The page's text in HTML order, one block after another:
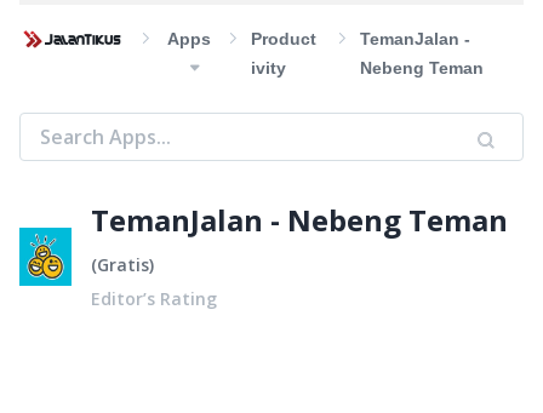
Apps
Product
Ivity
TemanJalan -
Nebeng Teman
TemanJalan - Nebeng Teman
(Gratis)
Editor’s Rating